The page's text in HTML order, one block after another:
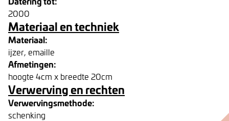
2000
Materiaal en techniek
Materiaal:
ijzer, emaille
Afmetingen:
hoogte 4cm x breedte 20cm
Verwerving en rechten
Verwervingsmethode:
schenking